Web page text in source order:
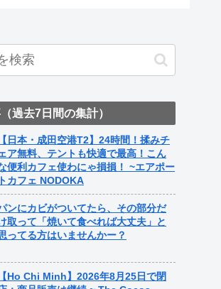
過去7日間の集計）
【日本・成田空港T2】24時間！揉みチ
ア無料、テントも快適で最高！こん
便利カフェ使わにゃ損損！ ~エアポー
トカフェ NODOKA
ンにカビがついてたら、その部分だ
取って「焼いて食べれば大丈夫」と
ってる方はいませんかー？
【Ho Chi Minh】2026年8月25日で閉